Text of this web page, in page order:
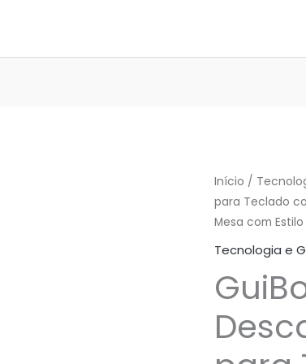
Início /
para Teclado
Mesa com Estilo
Tecnologia e